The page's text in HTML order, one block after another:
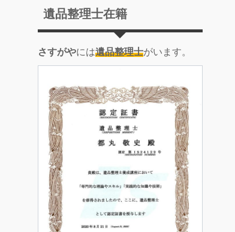
遺品整理士在籍
さすがやには遺品整理士がいます。